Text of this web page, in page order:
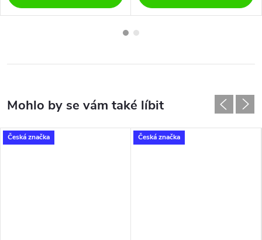
Česká značka Česká značka